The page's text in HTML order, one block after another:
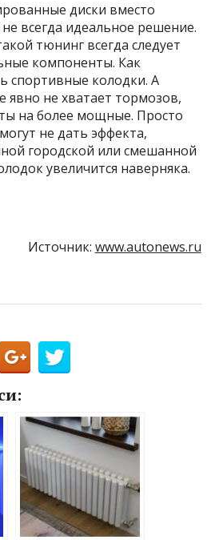
диски вместо
всегда идеальное решение.
тюнинг всегда следует
компоненты. Как
спортивные колодки. А
явно не хватает тормозов,
на более мощные. Просто
не дать эффекта,
городской или смешанной
увеличится наверняка.
Источник: www.autonews.ru